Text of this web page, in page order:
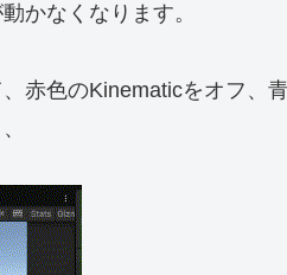
かなくなります。
赤色のKinematicをオフ、